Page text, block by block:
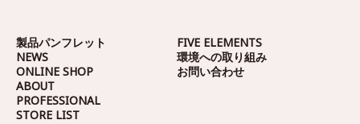
製品パンフレット
NEWS
ONLINE SHOP
ABOUT
PROFESSIONAL
STORE LIST
FIVE ELEMENTS
環境への取り組み
お問い合わせ